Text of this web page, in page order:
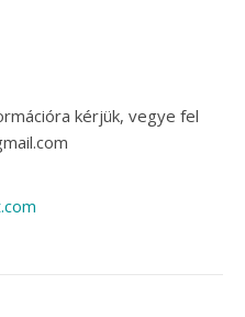
kérjük, vegye fel